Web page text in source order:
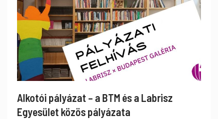
Alkotói pályázat – a BTM és a Labrisz
Egyesület közös pályázata